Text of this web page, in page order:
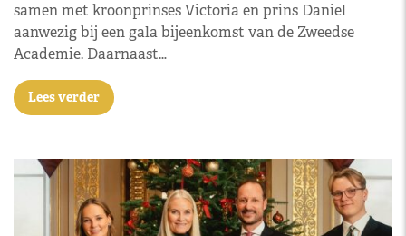
samen met kroonprinses Victoria en prins Daniel
aanwezig bij een gala bijeenkomst van de Zweedse
Academie. Daarnaast…
Lees verder